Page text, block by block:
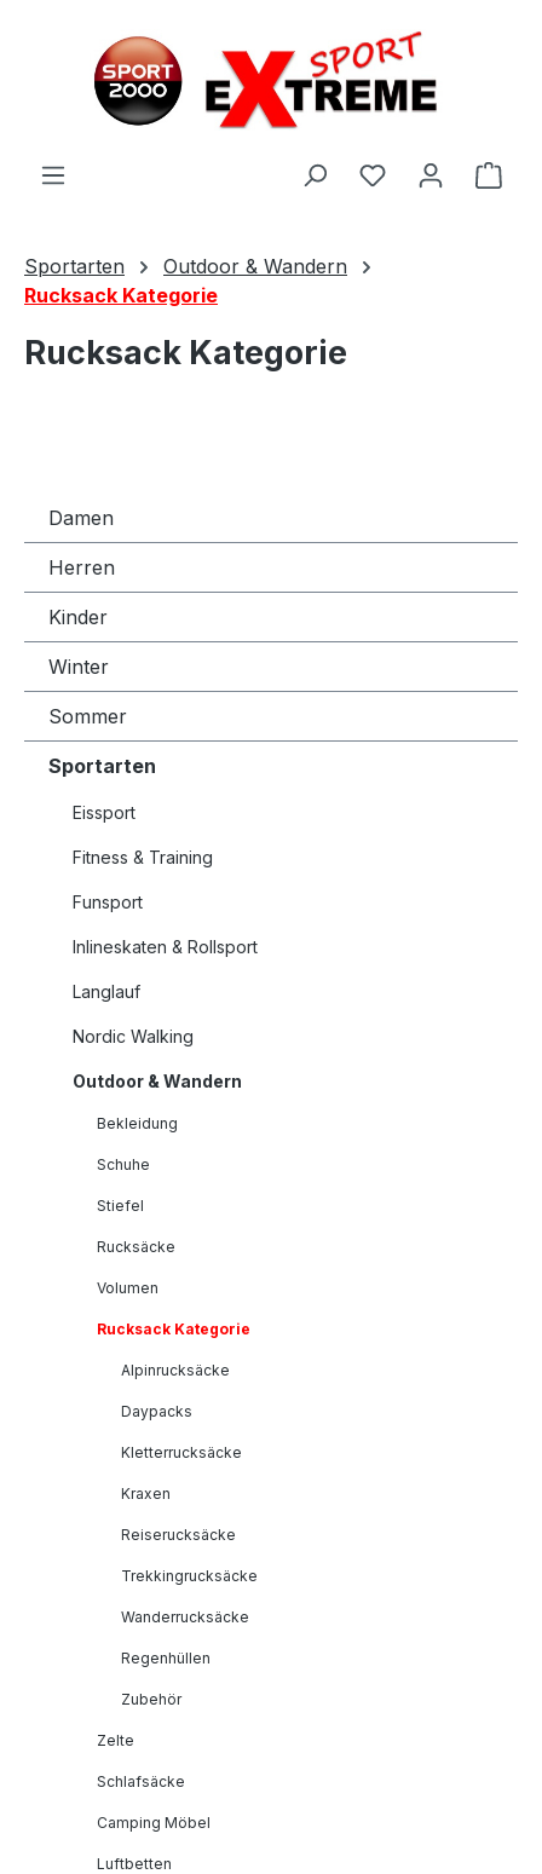
Sportarten
Outdoor & Wandern
Rucksack Kategorie
Rucksack Kategorie
Damen
Herren
Kinder
Winter
Sommer
Sportarten
Eissport
Fitness & Training
Funsport
Inlineskaten & Rollsport
Langlauf
Nordic Walking
Outdoor & Wandern
Bekleidung
Schuhe
Stiefel
Rucksäcke
Volumen
Rucksack Kategorie
Alpinrucksäcke
Daypacks
Kletterrucksäcke
Kraxen
Reiserucksäcke
Trekkingrucksäcke
Wanderrucksäcke
Regenhüllen
Zubehör
Zelte
Schlafsäcke
Camping Möbel
Luftbetten